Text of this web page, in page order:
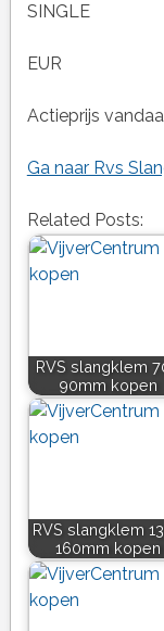
SINGLE
EUR
Actieprijs
Ga naar Rvs
Related Posts:
RVS slangklem
90mm kopen
RVS slangklem
160mm kopen